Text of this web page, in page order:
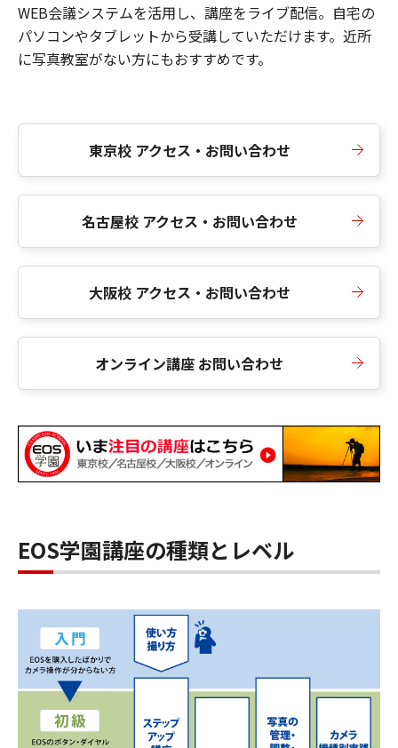
WEB会議システムを活用し、講座をライブ配信。自宅の
パソコンやタブレットから受講していただけます。近所
に写真教室がない方にもおすすめです。
東京校 アクセス・お問い合わせ
名古屋校 アクセス・お問い合わせ
大阪校 アクセス・お問い合わせ
オンライン講座 お問い合わせ
EOS学園講座の種類とレベル